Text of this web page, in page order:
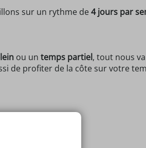
sur un rythme de4 jours par
ou un temps partiel, tout nous
de profiter de la côte sur votre